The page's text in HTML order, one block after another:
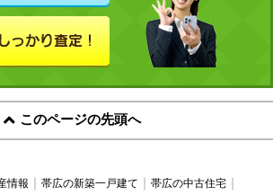
このページの先頭へ
情報 帯広の新築一戸建て
帯広の中古住宅